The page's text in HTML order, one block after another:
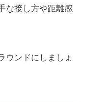
な接し方や距離感
ウンドにしましょ